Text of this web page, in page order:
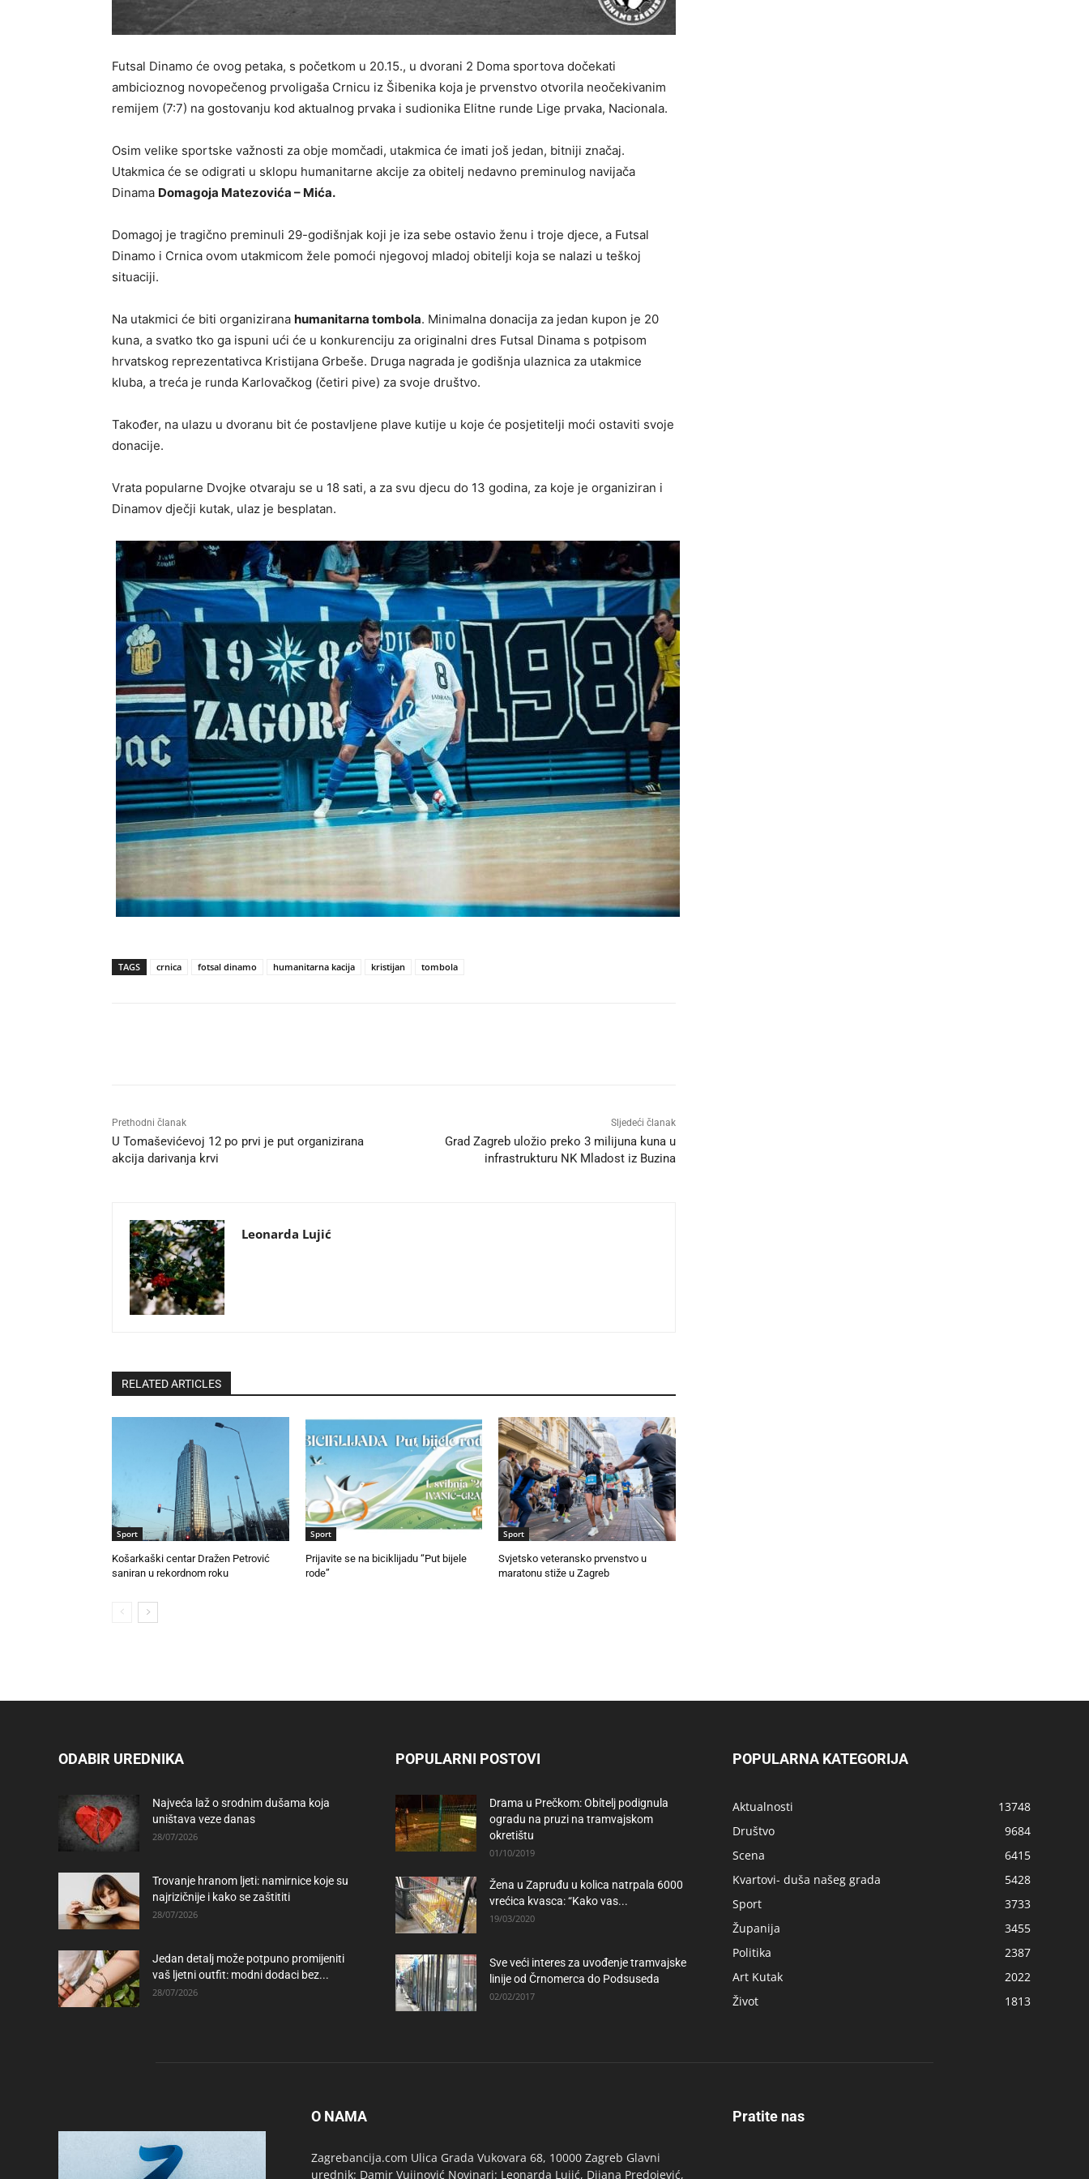
Futsal Dinamo će ovog petaka, s početkom u 20.15., u dvorani 2 Doma sportova dočekati
ambicioznog novopečenog prvoligaša Crnicu iz Šibenika koja je prvenstvo otvorila neočekivanim
remijem (7:7) na gostovanju kod aktualnog prvaka i sudionika Elitne runde Lige prvaka, Nacionala.
Osim velike sportske važnosti za obje momčadi, utakmica će imati još jedan, bitniji značaj.
Utakmica će se odigrati u sklopu humanitarne akcije za obitelj nedavno preminulog navijača
Dinama Domagoja Matezovića – Mića.
Domagoj je tragično preminuli 29-godišnjak koji je iza sebe ostavio ženu i troje djece, a Futsal
Dinamo i Crnica ovom utakmicom žele pomoći njegovoj mladoj obitelji koja se nalazi u teškoj
situaciji.
Na utakmici će biti organizirana humanitarna tombola. Minimalna donacija za jedan kupon je 20
kuna, a svatko tko ga ispuni ući će u konkurenciju za originalni dres Futsal Dinama s potpisom
hrvatskog reprezentativca Kristijana Grbeše. Druga nagrada je godišnja ulaznica za utakmice
kluba, a treća je runda Karlovačkog (četiri pive) za svoje društvo.
Također, na ulazu u dvoranu bit će postavljene plave kutije u koje će posjetitelji moći ostaviti svoje
donacije.
Vrata popularne Dvojke otvaraju se u 18 sati, a za svu djecu do 13 godina, za koje je organiziran i
Dinamov dječji kutak, ulaz je besplatan.
TAGS crnica fotsal dinamo humanitarna kacija kristijan tombola
Prethodni članak
U Tomaševićevoj 12 po prvi je put organizirana
akcija darivanja krvi
Sljedeći članak
Grad Zagreb uložio preko 3 milijuna kuna u
infrastrukturu NK Mladost iz Buzina
Leonarda Lujić
RELATED ARTICLES
Sport
Košarkaški centar Dražen Petrović
saniran u rekordnom roku
Sport
Prijavite se na biciklijadu “Put bijele
rode”
Sport
Svjetsko veteransko prvenstvo u
maratonu stiže u Zagreb
ODABIR UREDNIKA
Najveća laž o srodnim dušama koja
uništava veze danas
28/07/2026
Trovanje hranom ljeti: namirnice koje su
najrizičnije i kako se zaštititi
28/07/2026
Jedan detalj može potpuno promijeniti
vaš ljetni outfit: modni dodaci bez...
28/07/2026
POPULARNI POSTOVI
Drama u Prečkom: Obitelj podignula
ogradu na pruzi na tramvajskom
okretištu
01/10/2019
Žena u Zapruđu u kolica natrpala 6000
vrećica kvasca: “Kako vas...
19/03/2020
Sve veći interes za uvođenje tramvajske
linije od Črnomerca do Podsuseda
02/02/2017
POPULARNA KATEGORIJA
Aktualnosti
13748
Društvo
9684
Scena
6415
Kvartovi- duša našeg grada
5428
Sport
3733
Županija
3455
Politika
2387
Art Kutak
2022
Život
1813
O NAMA
Zagrebancija.com Ulica Grada Vukovara 68, 10000 Zagreb Glavni
urednik: Damir Vujinović Novinari: Leonarda Lujić, Dijana Predojević,
Pratite nas